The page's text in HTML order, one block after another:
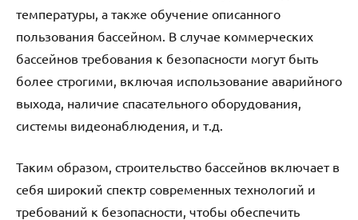
температуры, а также обучение описанного
пользования бассейном. В случае коммерческих
бассейнов требования к безопасности могут быть
более строгими, включая использование аварийного
выхода, наличие спасательного оборудования,
системы видеонаблюдения, и т.д.
Таким образом, строительство бассейнов включает в
себя широкий спектр современных технологий и
требований к безопасности, чтобы обеспечить